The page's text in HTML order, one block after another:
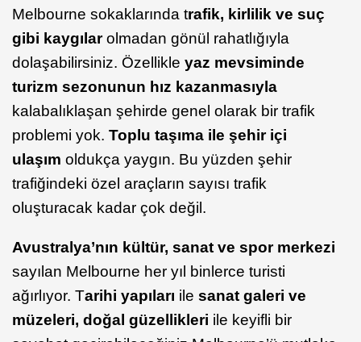
Melbourne sokaklarında trafik, kirlilik ve suç
gibi kaygılarolmadan gönül rahatlığıyla
dolaşabilirsiniz. Özellikle yaz mevsiminde
turizm sezonunun hız kazanmasıyla
kalabalıklaşan şehirde genel olarak bir trafik
problemi yok. Toplu taşıma ile şehir içi
ulaşım oldukça yaygın. Bu yüzden şehir
trafiğindeki özel araçların sayısı trafik
oluşturacak kadar çok değil.
Avustralya’nın kültür, sanat ve spor merkezi
sayılan Melbourne her yıl binlerce turisti
ağırlıyor. Tarihi yapıları ile sanat galeri ve
müzeleri, doğal güzellikleri ile keyifli bir